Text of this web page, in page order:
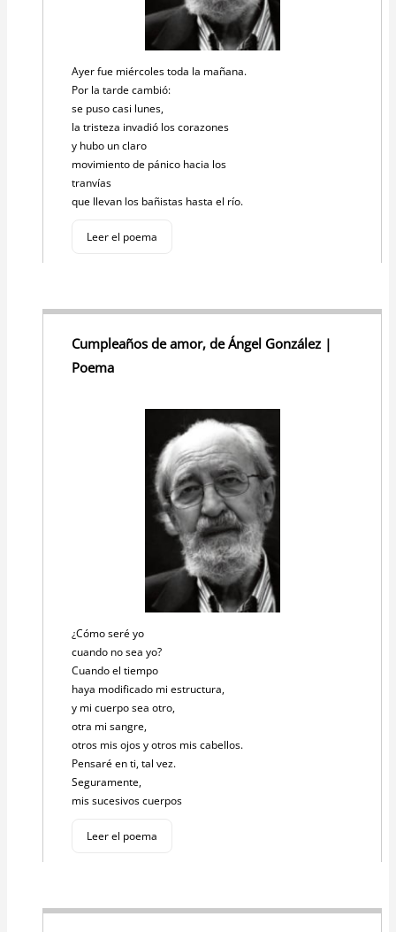
Ayer fue miércoles toda la mañana.
Por la tarde cambió:
se puso casi lunes,
la tristeza invadió los corazones
y hubo un claro
movimiento de pánico hacia los
tranvías
que llevan los bañistas hasta el río.
Leer el poema
Cumpleaños de amor, de Ángel González |
Poema
¿Cómo seré yo
cuando no sea yo?
Cuando el tiempo
haya modificado mi estructura,
y mi cuerpo sea otro,
otra mi sangre,
otros mis ojos y otros mis cabellos.
Pensaré en ti, tal vez.
Seguramente,
mis sucesivos cuerpos
Leer el poema